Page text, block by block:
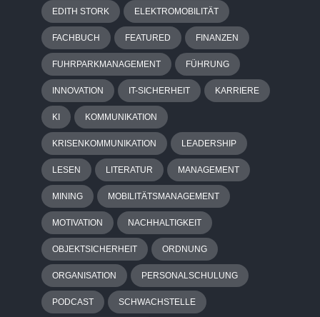
EDITH STORK ELEKTROMOBILITÄT
FACHBUCH FEATURED FINANZEN
FUHRPARKMANAGEMENT FÜHRUNG
INNOVATION IT-SICHERHEIT KARRIERE
KI KOMMUNIKATION
KRISENKOMMUNIKATION LEADERSHIP
LESEN LITERATUR MANAGEMENT
MINING MOBILITÄTSMANAGEMENT
MOTIVATION NACHHALTIGKEIT
OBJEKTSICHERHEIT ORDNUNG
ORGANISATION PERSONALSCHULUNG
PODCAST SCHWACHSTELLE